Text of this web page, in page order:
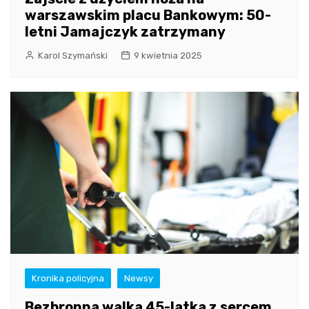
warszawskim placu Bankowym: 50-
letni Jamajczyk zatrzymany
Karol Szymański 9 kwietnia 2025
Kronika policyjna Newsy